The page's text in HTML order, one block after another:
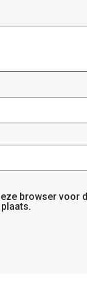
browser voor